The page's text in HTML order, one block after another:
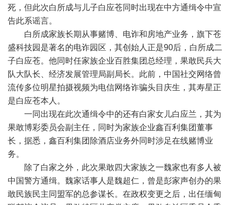
死，但此次白所成与儿子白应苍同时出现在中方通缉令中宣
告此系谣言。
白所成家族长期从事赌博、电诈和房地产业务，旗下苍
盛科技园是著名的电诈园区，其创始人正是90后，白所成二
子白应苍。他同时任家族企业百胜集团总经理，果敢民兵大
队大队长、经济发展管理局副局长。此前，中国社交网络曾
流传多位明星拍摄视频为电信网络诈骗头目庆生，其寿星正
是白应苍本人。
一同出现在此次通缉令中的还有白家女儿白应兰，其为
果敢博彩委员会副主任，同时为家族企业鑫百利集团董事
长，据悉，鑫百利集团除酒店业务外同时涉足在线赌博业
务。
除了白家之外，此次果敢四大家族之一魏家也有多人被
中国警方通缉。魏家话事人是魏超仁，曾是彭家声创办的果
敢民族民主同盟军的总参谋长。在政权变更之后，出任缅甸